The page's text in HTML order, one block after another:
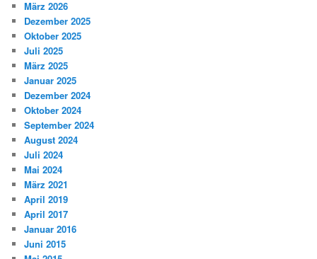
März 2026
Dezember 2025
Oktober 2025
Juli 2025
März 2025
Januar 2025
Dezember 2024
Oktober 2024
September 2024
August 2024
Juli 2024
Mai 2024
März 2021
April 2019
April 2017
Januar 2016
Juni 2015